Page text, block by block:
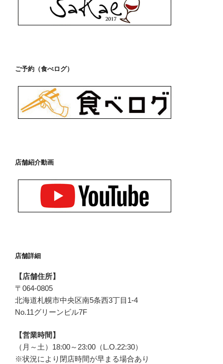
ご予約（食べログ）
店舗紹介動画
店舗詳細
【店舗住所】
〒 064-0805
北海道札幌市中央区南5条西3丁目1-4
No.11グリーンビル7F
【営業時間】
（月～土）18:00～23:00（L.O.22:30）
※状況により閉店時間が早まる場合あり